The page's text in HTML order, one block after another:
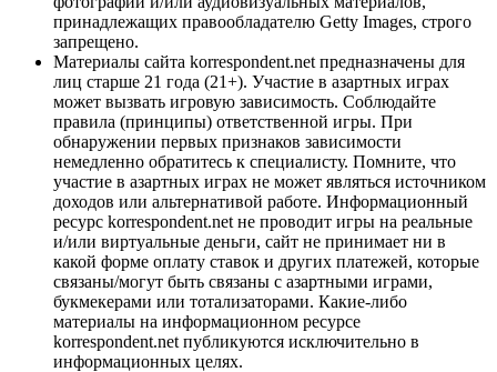
принадлежащих правообладателю Getty Images, строго
запрещено.
Материалы сайта korrespondent.net предназначены для
лиц старше 21 года (21+). Участие в азартных играх
может вызвать игровую зависимость. Соблюдайте
правила (принципы) ответственной игры. При
обнаружении первых признаков зависимости
немедленно обратитесь к специалисту. Помните, что
участие в азартных играх не может являться источником
доходов или альтернативой работе. Информационный
ресурс korrespondent.net не проводит игры на реальные
и/или виртуальные деньги, сайт не принимает ни в
какой форме оплату ставок и других платежей, которые
связаны/могут быть связаны с азартными играми,
букмекерами или тотализаторами. Какие-либо
материалы на информационном ресурсе
korrespondent.net публикуются исключительно в
информационных целях.